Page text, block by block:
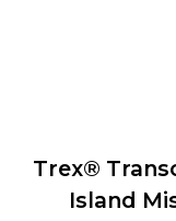
Trex®
Island